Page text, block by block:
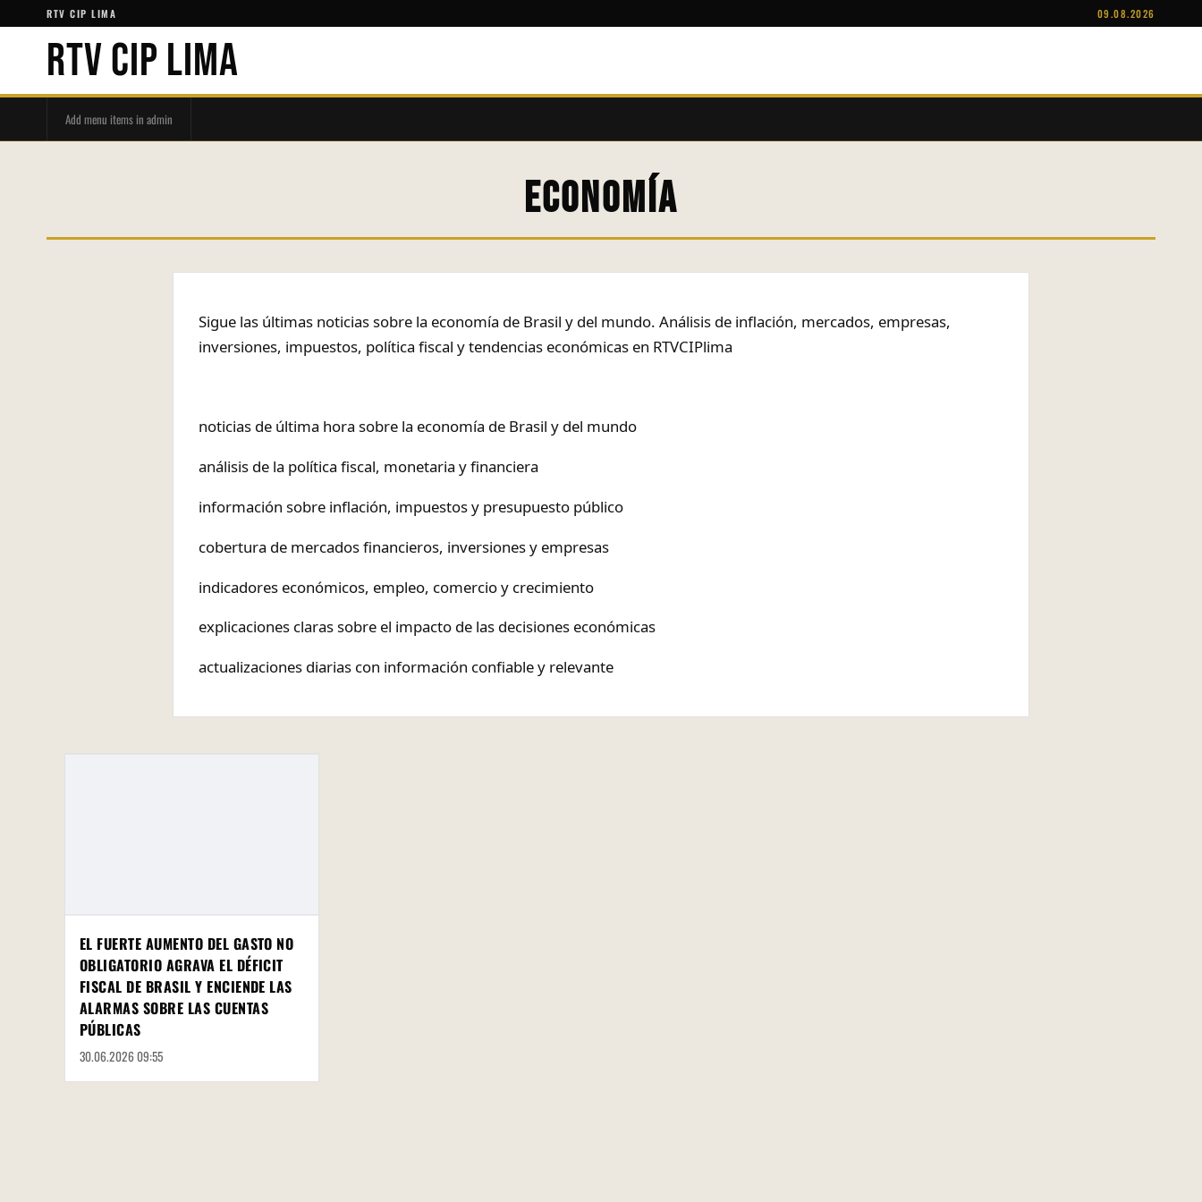
RTV CIP LIMA 09.08.2026
RTV CIP LIMA
Add menu items in admin
ECONOMÍA
Sigue las últimas noticias sobre la economía de Brasil y del mundo. Análisis de inflación, mercados, empresas,
inversiones, impuestos, política fiscal y tendencias económicas en RTVCIPlima
noticias de última hora sobre la economía de Brasil y del mundo
análisis de la política fiscal, monetaria y financiera
información sobre inflación, impuestos y presupuesto público
cobertura de mercados financieros, inversiones y empresas
indicadores económicos, empleo, comercio y crecimiento
explicaciones claras sobre el impacto de las decisiones económicas
actualizaciones diarias con información confiable y relevante
EL FUERTE AUMENTO DEL GASTO NO
OBLIGATORIO AGRAVA EL DÉFICIT
FISCAL DE BRASIL Y ENCIENDE LAS
ALARMAS SOBRE LAS CUENTAS
PÚBLICAS
30.06.2026 09:55